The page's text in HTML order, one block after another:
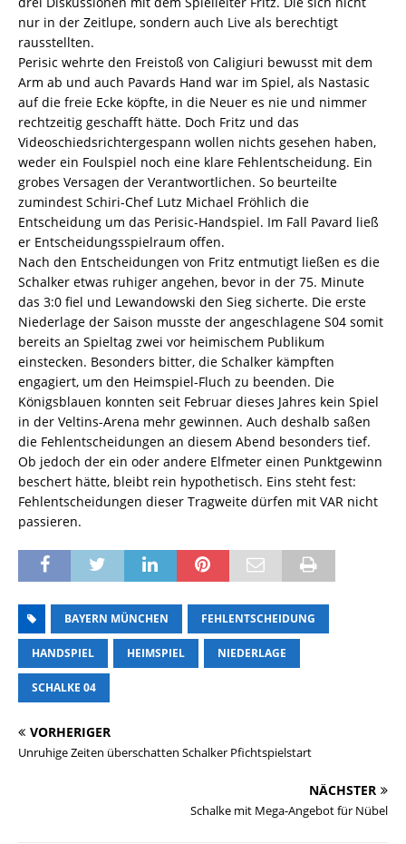
nur in der Zeitlupe, sondern auch Live als berechtigt
rausstellten.
Perisic wehrte den Freistoß von Caligiuri bewusst mit dem
Arm ab und auch Pavards Hand war im Spiel, als Nastasic
auf die freie Ecke köpfte, in die Neuer es nie und nimmer
rechtzeitig geschafft hätte. Doch Fritz und das
Videoschiedsrichtergespann wollen nichts gesehen haben,
weder ein Foulspiel noch eine klare Fehlentscheidung. Ein
grobes Versagen der Verantwortlichen. So beurteilte
zumindest Schiri-Chef Lutz Michael Fröhlich die
Entscheidung um das Perisic-Handspiel. Im Fall Pavard ließ
er Entscheidungsspielraum offen.
Nach den Entscheidungen von Fritz entmutigt ließen es die
Schalker etwas ruhiger angehen, bevor in der 75. Minute
das 3:0 fiel und Lewandowski den Sieg sicherte. Die erste
Niederlage der Saison musste der angeschlagene S04 somit
bereits an Spieltag zwei vor heimischem Publikum
einstecken. Besonders bitter, die Schalker kämpften
engagiert, um den Heimspiel-Fluch zu beenden. Die
Königsblauen konnten seit Februar dieses Jahres kein Spiel
in der Veltins-Arena mehr gewinnen. Auch deshalb saßen
die Fehlentscheidungen an diesem Abend besonders tief.
Ob jedoch der ein oder andere Elfmeter einen Punktgewinn
beschert hätte, bleibt rein hypothetisch. Eins steht fest:
Fehlentscheidungen dieser Tragweite dürfen mit VAR nicht
passieren.
BAYERN MÜNCHEN FEHLENTSCHEIDUNG
HANDSPIEL HEIMSPIEL NIEDERLAGE
SCHALKE 04
VORHERIGER
Unruhige Zeiten überschatten Schalker Pfichtspielstart
NÄCHSTER
Schalke mit Mega-Angebot für Nübel